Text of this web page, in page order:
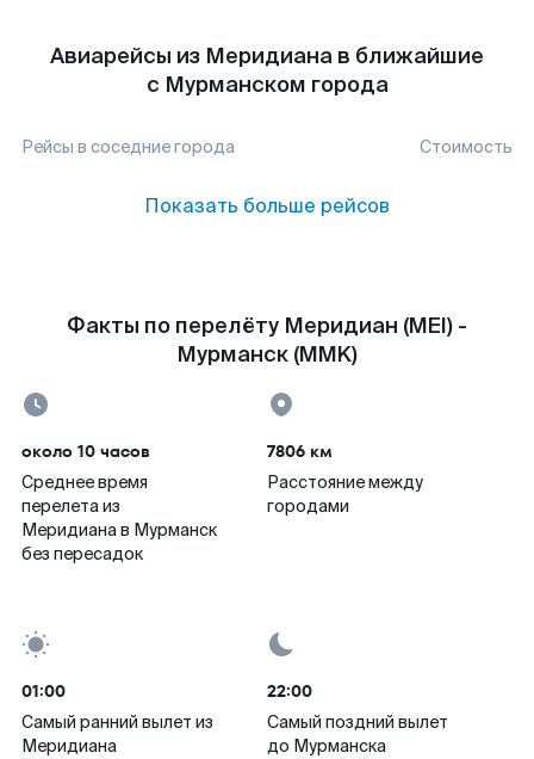
Авиарейсы из Меридиана в ближайшие
с Мурманском города
Рейсы в соседние города Стоимость
Показать больше рейсов
Факты по перелёту Меридиан (MEI) -
Мурманск (MMK)
около 10 часов
Среднее время
перелета из
Меридиана в Мурманск
без пересадок
7806 км
Расстояние между
городами
01:00
Самый ранний вылет из
Меридиана
22:00
Самый поздний вылет
до Мурманска